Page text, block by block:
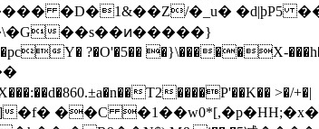
�D�1&��Z/�_u� �d|þP5
��s��ͷ�����}
Y� ?�O'�5�� �}\�����X-
�f� ��C